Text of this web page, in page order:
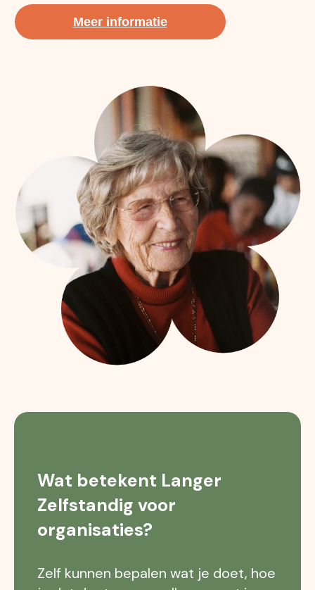
Meer informatie
Wat betekent Langer
Zelfstandig voor
organisaties?
Zelf kunnen bepalen wat je doet, hoe